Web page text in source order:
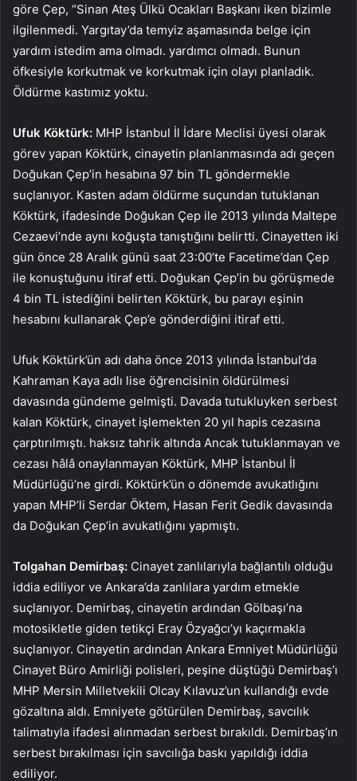
göre Çep, “Sinan Ateş Ülkü Ocakları Başkanı iken bizimle
ilgilenmedi. Yargıtay’da temyiz aşamasında belge için
yardım istedim ama olmadı. yardımcı olmadı. Bunun
öfkesiyle korkutmak ve korkutmak için olayı planladık.
Öldürme kastımız yoktu.
Ufuk Köktürk: MHP İstanbul İl İdare Meclisi üyesi olarak
görev yapan Köktürk, cinayetin planlanmasında adı geçen
Doğukan Çep’in hesabına 97 bin TL göndermekle
suçlanıyor. Kasten adam öldürme suçundan tutuklanan
Köktürk, ifadesinde Doğukan Çep ile 2013 yılında Maltepe
Cezaevi’nde aynı koğuşta tanıştığını belirtti. Cinayetten iki
gün önce 28 Aralık günü saat 23:00’te Facetime’dan Çep
ile konuştuğunu itiraf etti. Doğukan Çep’in bu görüşmede
4 bin TL istediğini belirten Köktürk, bu parayı eşinin
hesabını kullanarak Çep’e gönderdiğini itiraf etti.
Ufuk Köktürk’ün adı daha önce 2013 yılında İstanbul’da
Kahraman Kaya adlı lise öğrencisinin öldürülmesi
davasında gündeme gelmişti. Davada tutukluyken serbest
kalan Köktürk, cinayet işlemekten 20 yıl hapis cezasına
çarptırılmıştı. haksız tahrik altında Ancak tutuklanmayan ve
cezası hâlâ onaylanmayan Köktürk, MHP İstanbul İl
Müdürlüğü’ne girdi. Köktürk’ün o dönemde avukatlığını
yapan MHP’li Serdar Öktem, Hasan Ferit Gedik davasında
da Doğukan Çep’in avukatlığını yapmıştı.
Tolgahan Demirbaş: Cinayet zanlılarıyla bağlantılı olduğu
iddia ediliyor ve Ankara’da zanlılara yardım etmekle
suçlanıyor. Demirbaş, cinayetin ardından Gölbaşı’na
motosikletle giden tetikçi Eray Özyağcı’yı kaçırmakla
suçlanıyor. Cinayetin ardından Ankara Emniyet Müdürlüğü
Cinayet Büro Amirliği polisleri, peşine düştüğü Demirbaş’ı
MHP Mersin Milletvekili Olcay Kılavuz’un kullandığı evde
gözaltına aldı. Emniyete götürülen Demirbaş, savcılık
talimatıyla ifadesi alınmadan serbest bırakıldı. Demirbaş’ın
serbest bırakılması için savcılığa baskı yapıldığı iddia
ediliyor.